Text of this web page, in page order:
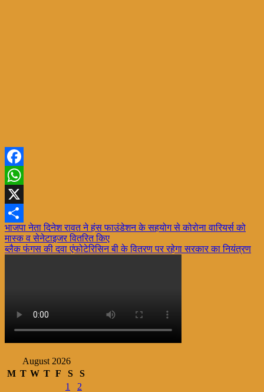
Facebook
WhatsApp
X
Share
Post
navigation
भाजपा नेता दिनेश रावत ने हंस फाउंडेशन के सहयोग से कोरोना वारियर्स को
मास्क व सेनेटाइजर वितरित किए
ब्लैक फंगस की दवा एंफोटेरिसिन बी के वितरण पर रहेगा सरकार का नियंत्रण
August 2026
M T W T F S
S
1
2